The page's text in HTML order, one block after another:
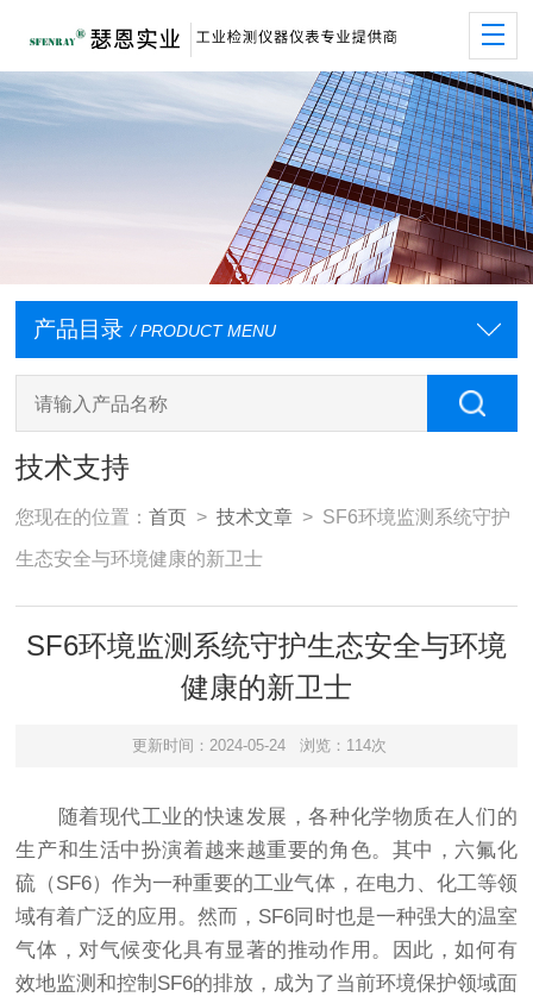
产品目录 / PRODUCT MENU
技术支持
您现在的位置：首页 >技术文章 > SF6环境监测系统守护
生态安全与环境健康的新卫士
SF6环境监测系统守护生态安全与环境
健康的新卫士
更新时间：2024-05-24 浏览：114次
随着现代工业的快速发展，各种化学物质在人们的
生产和生活中扮演着越来越重要的角色。其中，六氟化
硫（SF6）作为一种重要的工业气体，在电力、化工等领
域有着广泛的应用。然而，SF6同时也是一种强大的温室
气体，对气候变化具有显著的推动作用。因此，如何有
效地监测和控制SF6的排放，成为了当前环境保护领域面